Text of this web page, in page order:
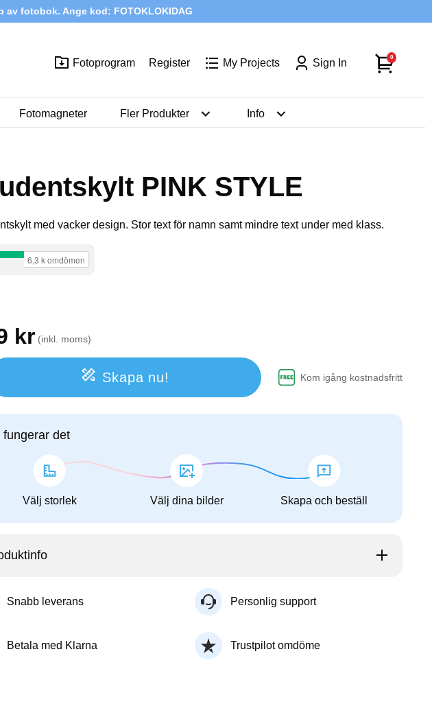
fotobok. Ange kod: FOTOKLOKIDAG
Fotoprogram Sign In
Register My Projects 0
Fotomagneter Fler Produkter Info
PINK STYLE
med vacker design. Stor text för namn samt mindre text under med klass.
kr (inkl. moms)
Skapa nu! Kom igång kostnadsfritt
fungerar det
Välj storlek Välj dina bilder Skapa och beställ
Snabb leverans Personlig support
Betala med Klarna Trustpilot omdöme